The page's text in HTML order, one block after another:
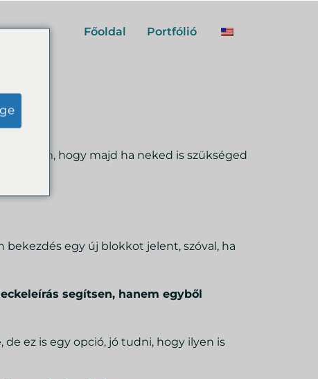
Főoldal Portfólió
hogy majd ha neked is szükséged
bekezdés egy új blokkot jelent, szóval, ha
segítsen, hanem egyből
ez is egy opció, jó tudni, hogy ilyen is